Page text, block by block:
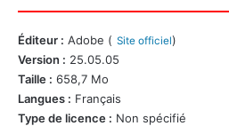
Éditeur : Adobe ( Site officiel)
Version : 25.05.05
Taille : 658,7 Mo
Langues : Français
Type de licence : Non spécifié